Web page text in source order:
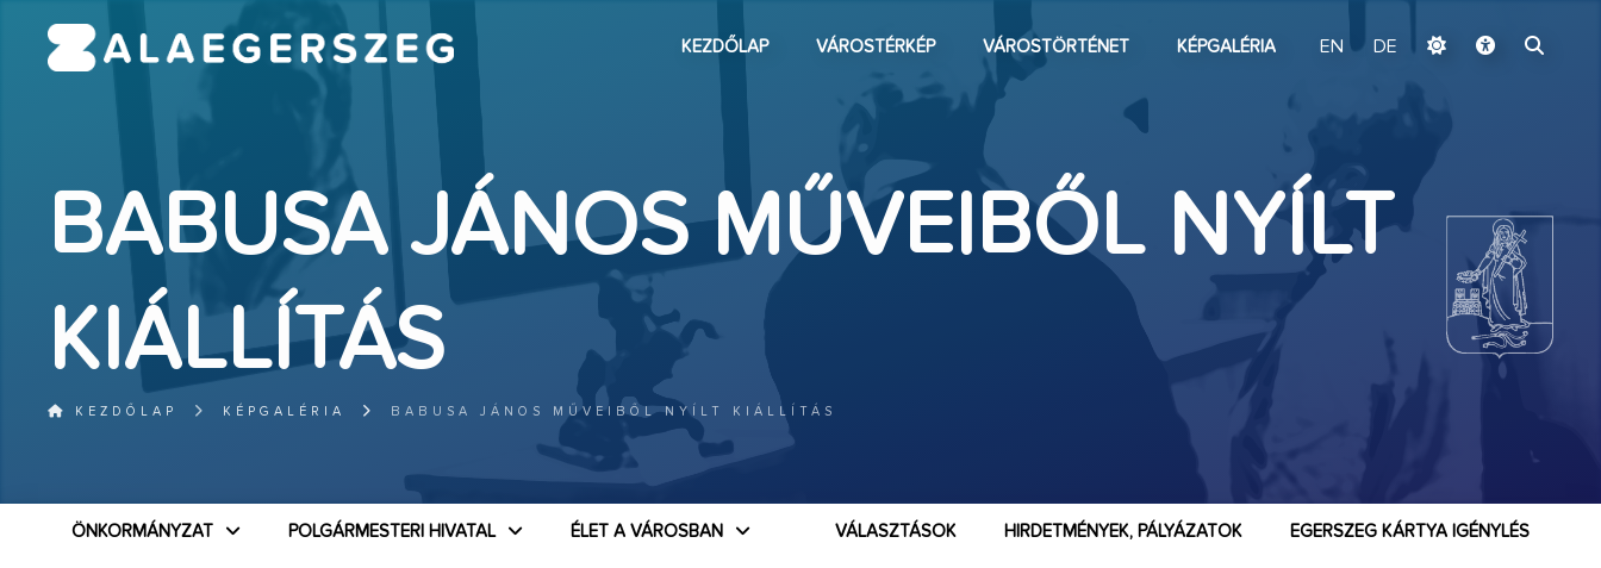
KEZDŐLAP VÁROSTÉRKÉP VÁROSTÖRTÉNET KÉPGALÉRIA EN DE
BABUSA JÁNOS MŰVEIBŐL NYÍLT
KIÁLLÍTÁS
KEZDŐLAP KÉPGALÉRIA BABUSA JÁNOS MŰVEIBŐL NYÍLT KIÁLLÍTÁS
ÖNKORMÁNYZAT POLGÁRMESTERI HIVATAL ÉLET A VÁROSBAN EGERSZEG KÁRTYA IGÉNYLÉS
HIRDETMÉNYEK, PÁLYÁZATOK
VÁLASZTÁSOK